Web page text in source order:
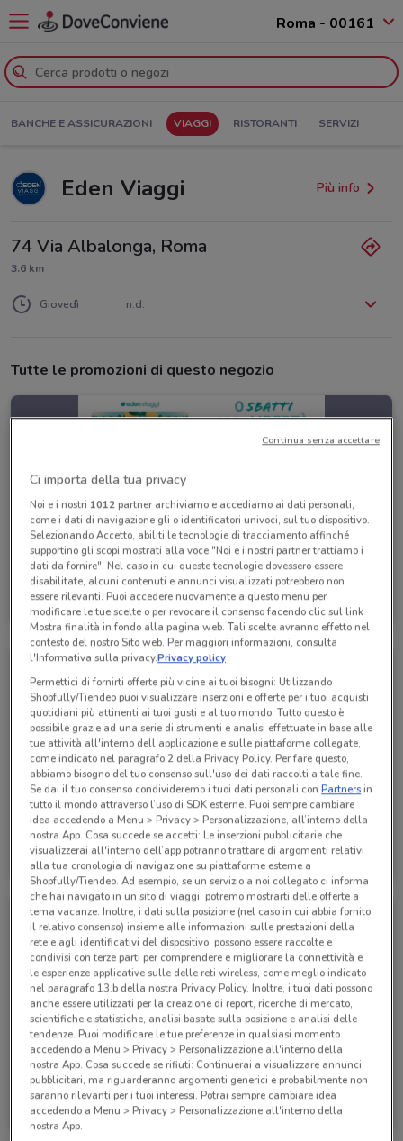
Roma - 00161
BANCHE E ASSICURAZIONI VIAGGI RISTORANTI SERVIZI
Eden Viaggi Più info
74 Via Albalonga, Roma
3.6 km
Giovedì n.d.
Tutte le promozioni di questo negozio
Eden Viaggi
Scade il 30/04 530 m
Eden Viaggi
Scade il 30/04 530 m
Eden Viaggi
Scade il 30/04
Eden Viaggi
Scade il 30/04 530 m
Eden Viaggi
Scade il 31/10
Ci importa della tua privacy
Noi e i nostri 1012partner archiviamo e accediamo ai dati personali,
come i dati di navigazione gli o identificatori univoci, sul tuo dispositivo.
Selezionando Accetto, abiliti le tecnologie di tracciamento affinché
supportino gli scopi mostrati alla voce "Noi e i nostri partner trattiamo i
dati da fornire". Nel caso in cui queste tecnologie dovessero essere
disabilitate, alcuni contenuti e annunci visualizzati potrebbero non
essere rilevanti. Puoi accedere nuovamente a questo menu per
modificare le tue scelte o per revocare il consenso facendo clic sul link
Mostra finalità in fondo alla pagina web. Tali scelte avranno effetto nel
contesto del nostro Sito web. Per maggiori informazioni, consulta
l'Informativa sulla privacy.Privacy policy
Permettici di fornirti offerte più vicine ai tuoi bisogni: Utilizzando
Shopfully/Tiendeo puoi visualizzare inserzioni e offerte per i tuoi acquisti
quotidiani più attinenti ai tuoi gusti e al tuo mondo. Tutto questo è
possibile grazie ad una serie di strumenti e analisi effettuate in base alle
tue attività all'interno dell'applicazione e sulle piattaforme collegate,
come indicato nel paragrafo 2 della Privacy Policy. Per fare questo,
abbiamo bisogno del tuo consenso sull'uso dei dati raccolti a tale fine.
Se dai il tuo consenso condivideremo i tuoi dati personali conPartnersin
tutto il mondo attraverso l’uso di SDK esterne. Puoi sempre cambiare
idea accedendo a Menu > Privacy > Personalizzazione, all’interno della
nostra App. Cosa succede se accetti: Le inserzioni pubblicitarie che
visualizzerai all'interno dell’app potranno trattare di argomenti relativi
alla tua cronologia di navigazione su piattaforme esterne a
Shopfully/Tiendeo. Ad esempio, se un servizio a noi collegato ci informa
che hai navigato in un sito di viaggi, potremo mostrarti delle offerte a
tema vacanze. Inoltre, i dati sulla posizione (nel caso in cui abbia fornito
il relativo consenso) insieme alle informazioni sulle prestazioni della
rete e agli identificativi del dispositivo, possono essere raccolte e
condivisi con terze parti per comprendere e migliorare la connettività e
le esperienze applicative sulle delle reti wireless, come meglio indicato
nel paragrafo 13.b della nostra Privacy Policy. Inoltre, i tuoi dati possono
anche essere utilizzati per la creazione di report, ricerche di mercato,
scientifiche e statistiche, analisi basate sulla posizione e analisi delle
tendenze. Puoi modificare le tue preferenze in qualsiasi momento
accedendo a Menu > Privacy > Personalizzazione all'interno della
nostra App. Cosa succede se rifiuti: Continuerai a visualizzare annunci
pubblicitari, ma riguarderanno argomenti generici e probabilmente non
saranno rilevanti per i tuoi interessi. Potrai sempre cambiare idea
accedendo a Menu > Privacy > Personalizzazione all'interno della
nostra App.
Continua senza accettare